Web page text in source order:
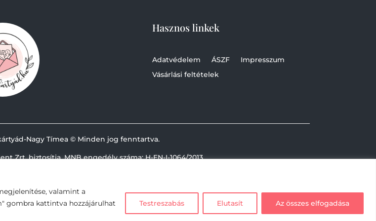
valamint a
gombra kattintva hozzájárulhat
Testreszabás Elutasít Az összes elfogadása
Hasznos linkek
Adatvédelem ÁSZF
Impresszum
Vásárlási feltételek
Nagy Tímea © Minden jog fenntartva.
Zrt. biztosítja, MNB engedély száma: H-EN-I-1064/2013